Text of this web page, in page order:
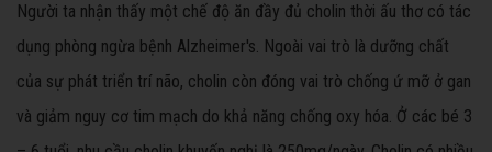
Người ta nhận thấy một chế độ ăn đầy đủ cholin thời ấu thơ có tác
dụng phòng ngừa bệnh Alzheimer's. Ngoài vai trò là dưỡng chất
của sự phát triển trí não, cholin còn đóng vai trò chống ứ mỡ ở gan
và giảm nguy cơ tim mạch do khả năng chống oxy hóa. Ở các bé 3